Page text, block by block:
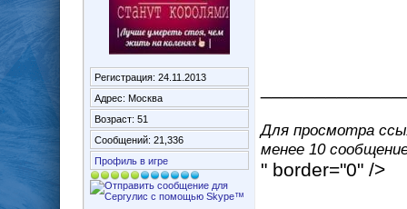
Регистрация: 24.11.2013
Адрес: Москва
Возраст: 51
Сообщений: 21,336
Профиль в игре
Для просмотра
менее 10
" border="0" />